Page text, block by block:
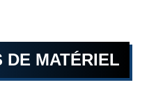
DE MATÉRIEL